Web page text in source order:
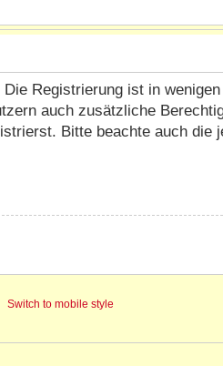
Registrierung ist in
auch zusätzliche
Bitte beachte auch die
Switch to mobile style